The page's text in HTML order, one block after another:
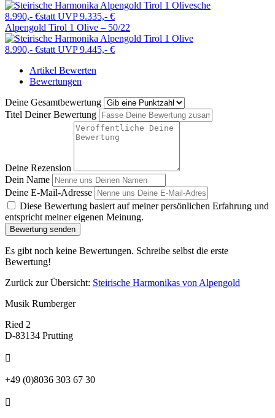
8.990,- €statt UVP 9.335,- €
Alpengold Tirol 1 Olive – 50/22
8.990,- €statt UVP 9.445,- €
Artikel Bewerten
Bewertungen
Deine Gesamtbewertung
Titel Deiner Bewertung
Deine Rezension
Dein Name
Deine E-Mail-Adresse
Diese Bewertung basiert auf meiner persönlichen Erfahrung und
entspricht meiner eigenen Meinung.
Bewertung senden
Es gibt noch keine Bewertungen. Schreibe selbst die erste
Bewertung!
Zurück zur Übersicht: Steirische Harmonikas von Alpengold
Musik Rumberger
Ried 2
D-83134 Prutting

+49 (0)8036 303 67 30
